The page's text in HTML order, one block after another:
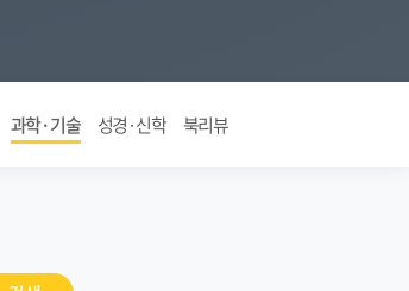
과학·기술 성경·신학 북리뷰